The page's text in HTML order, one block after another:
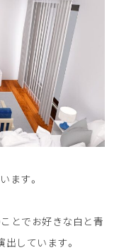
ます。
とでお好きな白と青
しています。